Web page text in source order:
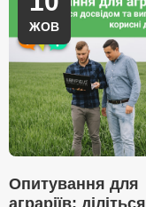
ЖОВ
Опитування для
аграріїв: діліться